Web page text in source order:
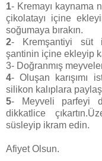
1- Kremayı kaynama
çikolatayı içine
soğumaya bırakın.
2- Kremşantiyi süt
şantinin içine ekleyip
3- Doğranmış
4- Oluşan karışımı
silikon kalıplara
5- Meyveli parfeyi
dikkatlice
süsleyip ikram edin.
Afiyet Olsun.